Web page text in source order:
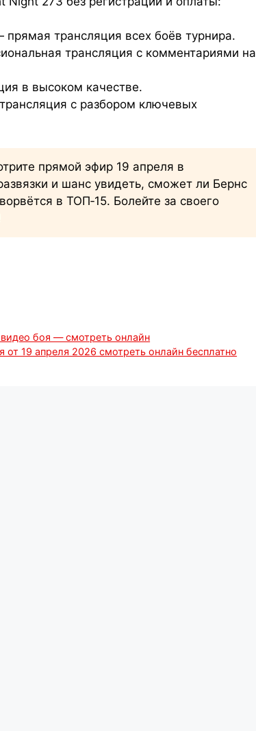
прямая трансляция всех боёв турнира.
трансляция с комментариями на
в высоком качестве.
с разбором ключевых
прямой эфир 19 апреля в
и шанс увидеть, сможет ли Бернс
в ТОП‑15. Болейте за своего
боя — смотреть онлайн
19 апреля 2026 смотреть онлайн бесплатно